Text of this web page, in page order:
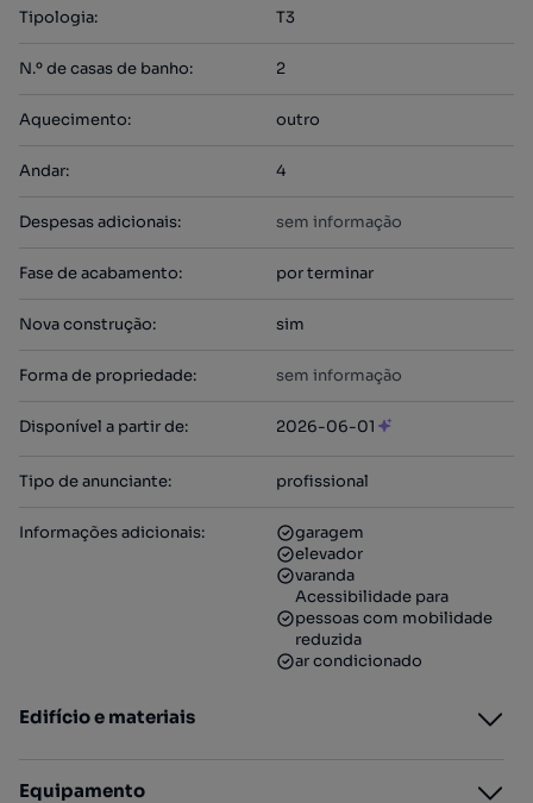
Tipologia: T3
N.º de casas de banho: 2
Aquecimento: outro
Andar: 4
Despesas adicionais: sem informação
Fase de acabamento: por terminar
Nova construção: sim
Forma de propriedade: sem informação
Disponível a partir de: 2026-06-01
Tipo de anunciante: profissional
Informações adicionais:
garagem
elevador
varanda
Acessibilidade para
pessoas com mobilidade
reduzida
ar condicionado
Edifício e materiais
Equipamento